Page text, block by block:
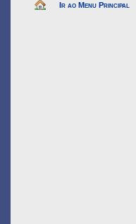
Ir ao Menu Principal